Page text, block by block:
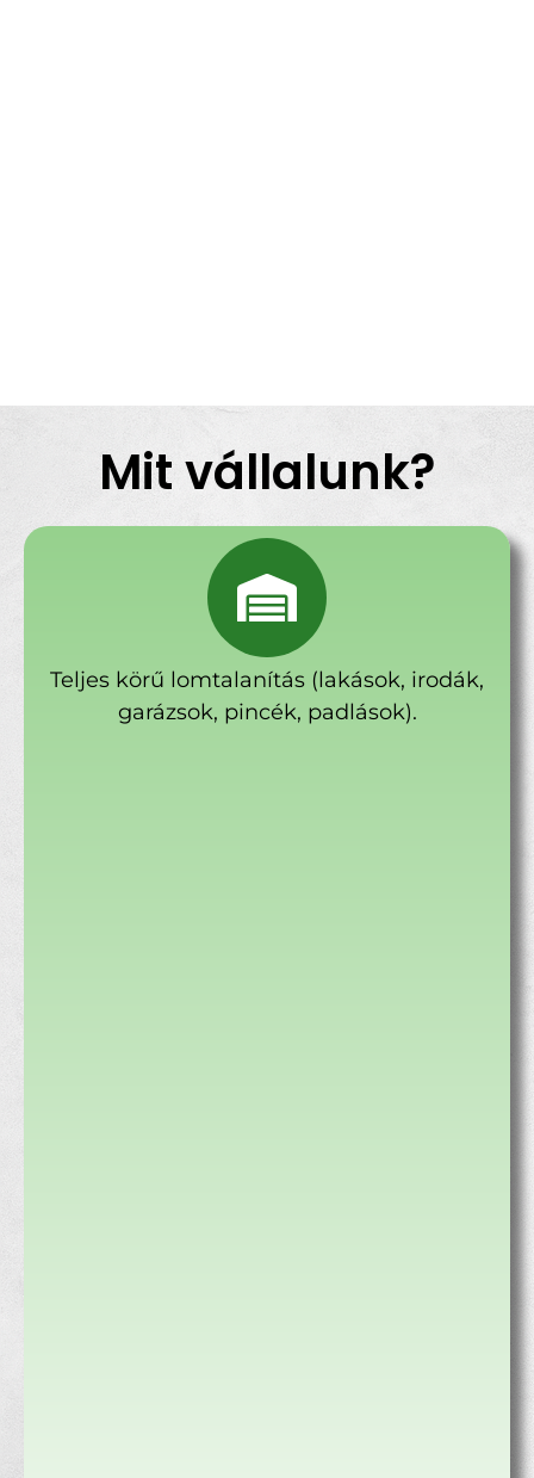
Mit vállalunk?
Teljes körű lomtalanítás (lakások, irodák,
garázsok, pincék, padlások).